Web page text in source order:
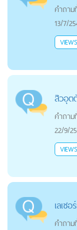
คำถาม
13/7/
VIEWS
สิวอุต
คำถาม
22/9/
VIEWS
เลเซ
คำถาม